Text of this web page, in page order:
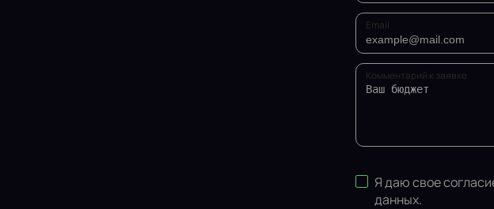
Email
Комментарий к заявке
Я даю свое
данных.